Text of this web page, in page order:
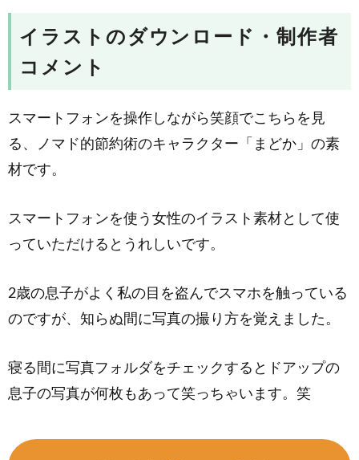
イラストのダウンロード・制作者
コメント
スマートフォンを操作しながら笑顔でこちらを見
る、ノマド的節約術のキャラクター「まどか」の素
材です。
スマートフォンを使う女性のイラスト素材として使
っていただけるとうれしいです。
2歳の息子がよく私の目を盗んでスマホを触っている
のですが、知らぬ間に写真の撮り方を覚えました。
寝る間に写真フォルダをチェックするとドアップの
息子の写真が何枚もあって笑っちゃいます。笑